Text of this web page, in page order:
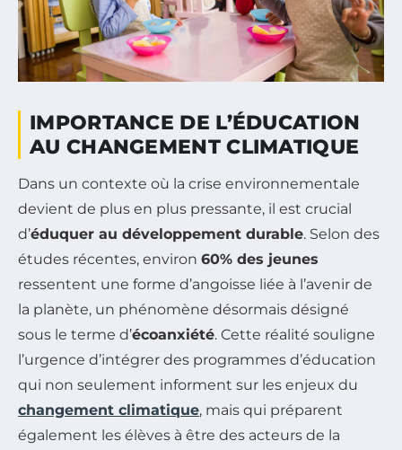
IMPORTANCE DE L’ÉDUCATION
AU CHANGEMENT CLIMATIQUE
Dans un contexte où la crise environnementale
devient de plus en plus pressante, il est crucial
d’éduquer au développement durable. Selon des
études récentes, environ 60% des jeunes
ressentent une forme d’angoisse liée à l’avenir de
la planète, un phénomène désormais désigné
sous le terme d’écoanxiété. Cette réalité souligne
l’urgence d’intégrer des programmes d’éducation
qui non seulement informent sur les enjeux du
changement climatique, mais qui préparent
également les élèves à être des acteurs de la